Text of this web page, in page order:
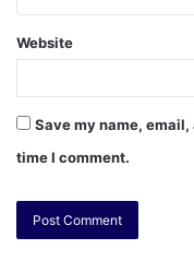
Website
Save my name,
time I comment.